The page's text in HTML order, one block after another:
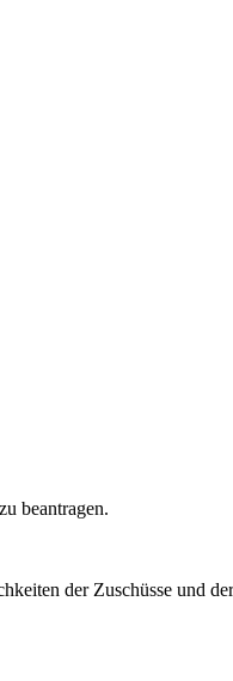
beantragen.
der Zuschüsse und